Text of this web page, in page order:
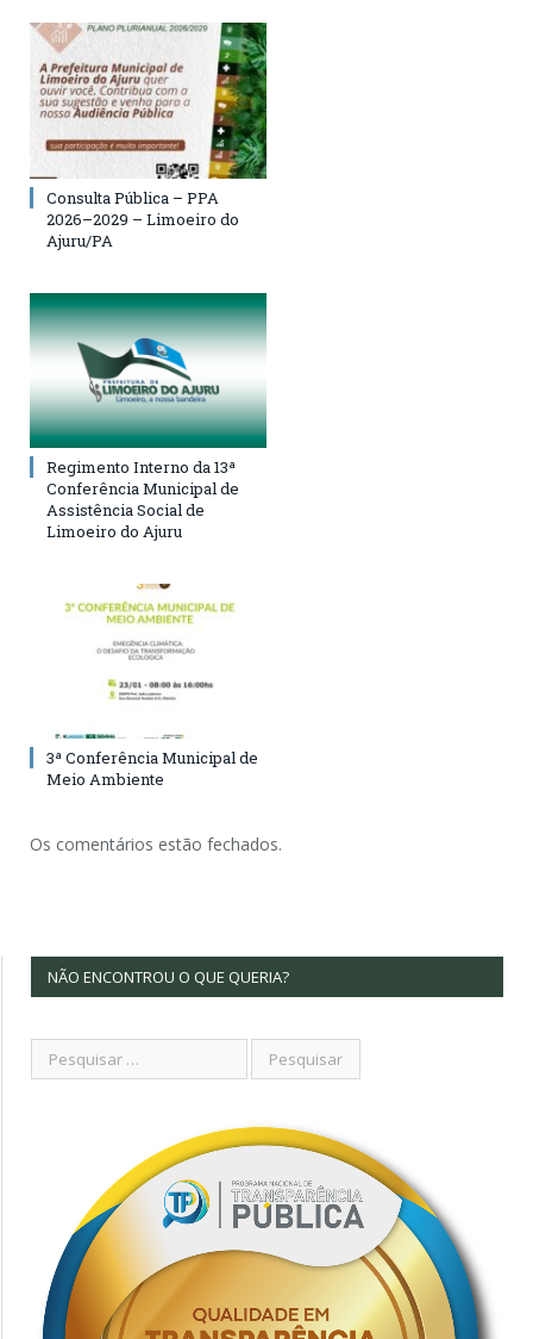
Consulta Pública – PPA
2026–2029 – Limoeiro do
Ajuru/PA
Regimento Interno da 13ª
Conferência Municipal de
Assistência Social de
Limoeiro do Ajuru
3ª Conferência Municipal de
Meio Ambiente
Os comentários estão fechados.
NÃO ENCONTROU O QUE QUERIA?